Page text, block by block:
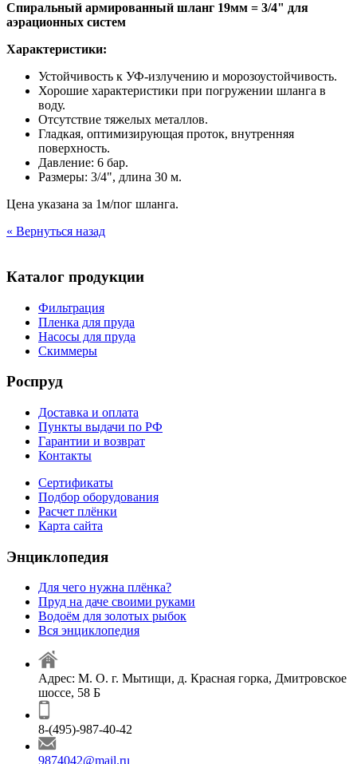
Спиральный армированный шланг 19мм = 3/4" для
аэрационных систем
Характеристики:
Устойчивость к УФ-излучению и морозоустойчивость.
Хорошие характеристики при погружении шланга в
воду.
Отсутствие тяжелых металлов.
Гладкая, оптимизирующая проток, внутренняя
поверхность.
Давление: 6 бар.
Размеры: 3/4", длина 30 м.
Цена указана за 1м/пог шланга.
« Вернуться назад
Каталог продукции
Фильтрация
Пленка для пруда
Насосы для пруда
Скиммеры
Роспруд
Доставка и оплата
Пункты выдачи по РФ
Гарантии и возврат
Контакты
Сертификаты
Подбор оборудования
Расчет плёнки
Карта сайта
Энциклопедия
Для чего нужна плёнка?
Пруд на даче своими руками
Водоём для золотых рыбок
Вся энциклопедия
Адрес: М. О. г. Мытищи, д. Красная горка, Дмитровское
шоссе, 58 Б
8-(495)-987-40-42
9874042@mail.ru